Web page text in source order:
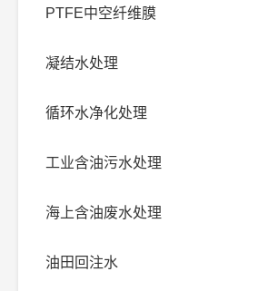
PTFE中空纤维膜
凝结水处理
循环水净化处理
工业含油污水处理
海上含油废水处理
油田回注水